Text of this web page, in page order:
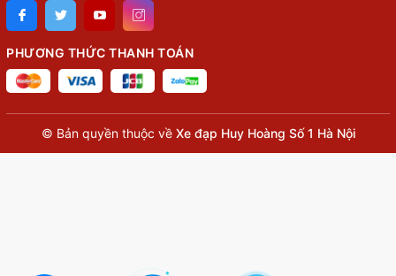
PHƯƠNG THỨC THANH TOÁN
© Bản quyền thuộc về Xe đạp Huy Hoàng Số 1 Hà Nội